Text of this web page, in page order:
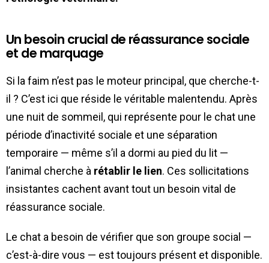
Un besoin crucial de réassurance sociale
et de marquage
Si la faim n’est pas le moteur principal, que cherche-t-
il ? C’est ici que réside le véritable malentendu. Après
une nuit de sommeil, qui représente pour le chat une
période d’inactivité sociale et une séparation
temporaire — même s’il a dormi au pied du lit —
l’animal cherche à rétablir le lien. Ces sollicitations
insistantes cachent avant tout un besoin vital de
réassurance sociale.
Le chat a besoin de vérifier que son groupe social —
c’est-à-dire vous — est toujours présent et disponible.